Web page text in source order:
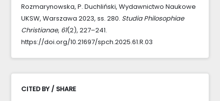
Rozmarynowska, P. Duchliński, Wydawnictwo Naukowe
UKSW, Warszawa 2023, ss. 280. Studia Philosophiae
Christianae, 61(2), 227–241.
https://doi.org/10.21697/spch.2025.61.R.03
CITED BY / SHARE